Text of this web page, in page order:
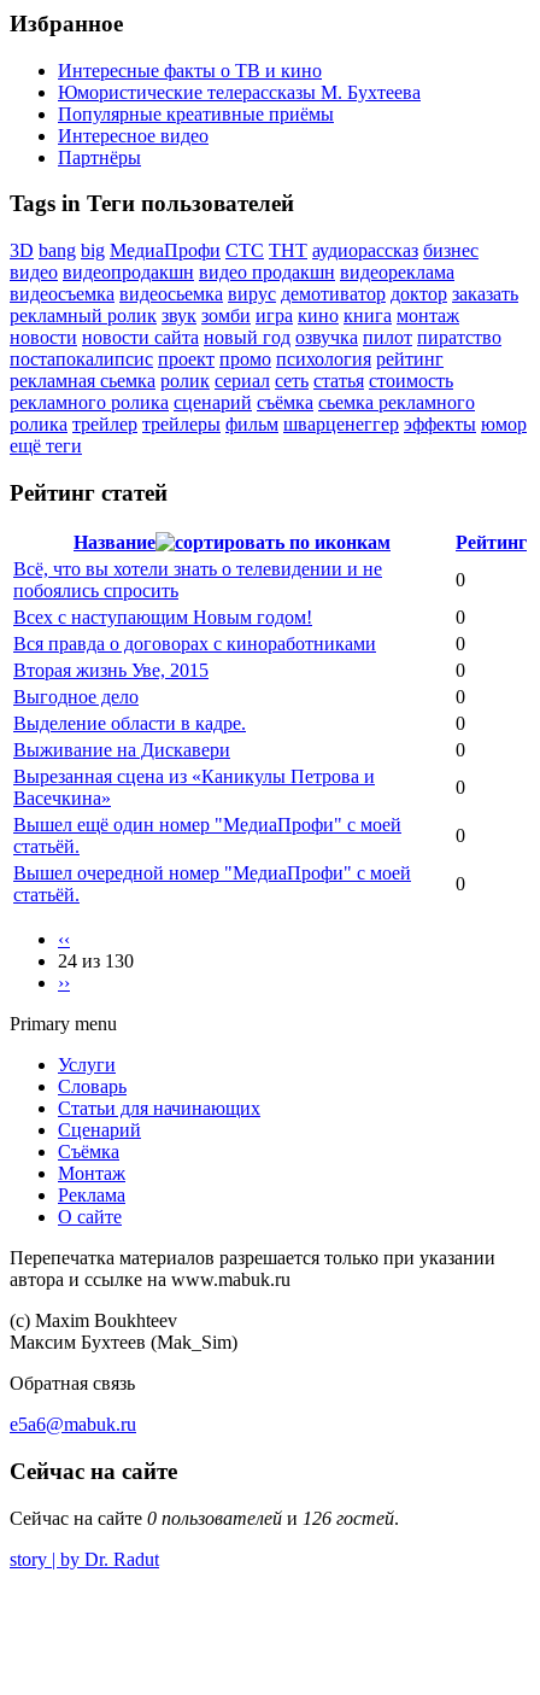
Избранное
Интересные факты о ТВ и кино
Юмористические телерассказы М. Бухтеева
Популярные креативные приёмы
Интересное видео
Партнёры
Tags in Теги пользователей
3D bang big МедиаПрофи СТС ТНТ аудиорассказ бизнес
видео видеопродакшн видео продакшн видеореклама
видеосъемка видеосьемка вирус демотиватор доктор заказать
рекламный ролик звук зомби игра кино книга монтаж
новости новости сайта новый год озвучка пилот пиратство
постапокалипсис проект промо психология рейтинг
рекламная сьемка ролик сериал сеть статья стоимость
рекламного ролика сценарий съёмка сьемка рекламного
ролика трейлер трейлеры фильм шварценеггер эффекты юмор
ещё теги
Рейтинг статей
Название
Рейтинг
Всё, что вы хотели знать о телевидении и не
побоялись спросить
0
Всех с наступающим Новым годом!
0
Вся правда о договорах с киноработниками
0
Вторая жизнь Уве, 2015
0
Выгодное дело
0
Выделение области в кадре.
0
Выживание на Дискавери
0
Вырезанная сцена из «Каникулы Петрова и
Васечкина»
0
Вышел ещё один номер "МедиаПрофи" с моей
статьёй.
0
Вышел очередной номер "МедиаПрофи" с моей
статьёй.
0
‹‹
24 из 130
››
Primary menu
Услуги
Словарь
Статьи для начинающих
Сценарий
Съёмка
Монтаж
Реклама
О сайте
Перепечатка материалов разрешается только при указании
автора и ссылке на www.mabuk.ru
(c) Maхim Boukhteev
Максим Бухтеев (Mak_Sim)
Обратная связь
e5a6@mabuk.ru
Сейчас на сайте
Сейчас на сайте 0 пользователей и 126 гостей.
story | by Dr. Radut